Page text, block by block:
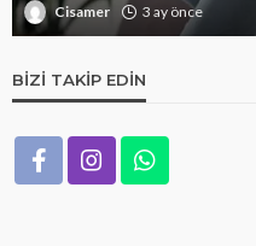
Cisamer 3 ay önce
BIZI TAKIP EDIN